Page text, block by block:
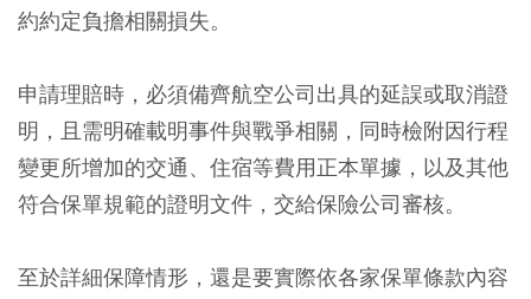
約約定負擔相關損失。
申請理賠時，必須備齊航空公司出具的延誤或取消證
明，且需明確載明事件與戰爭相關，同時檢附因行程
變更所增加的交通、住宿等費用正本單據，以及其他
符合保單規範的證明文件，交給保險公司審核。
至於詳細保障情形，還是要實際依各家保單條款內容